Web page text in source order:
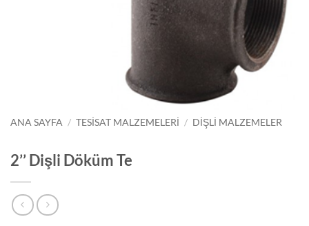
ANA SAYFA / TESISAT MALZEMELERI / DIŞLI MALZEMELER
2’’ Dişli Döküm Te